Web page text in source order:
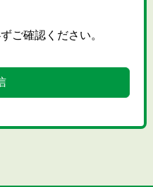
ご確認ください。